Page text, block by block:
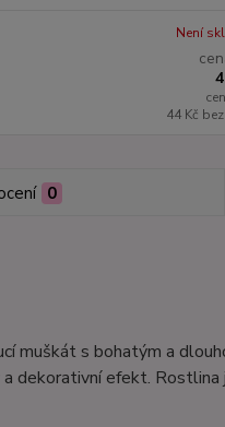
44 Kč
Není
0
muškát s bohatým a
dekorativní efekt.